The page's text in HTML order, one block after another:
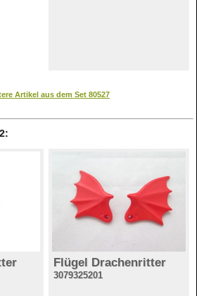
Artikel aus dem Set 80527
Flügel Drachenritter
3079325201